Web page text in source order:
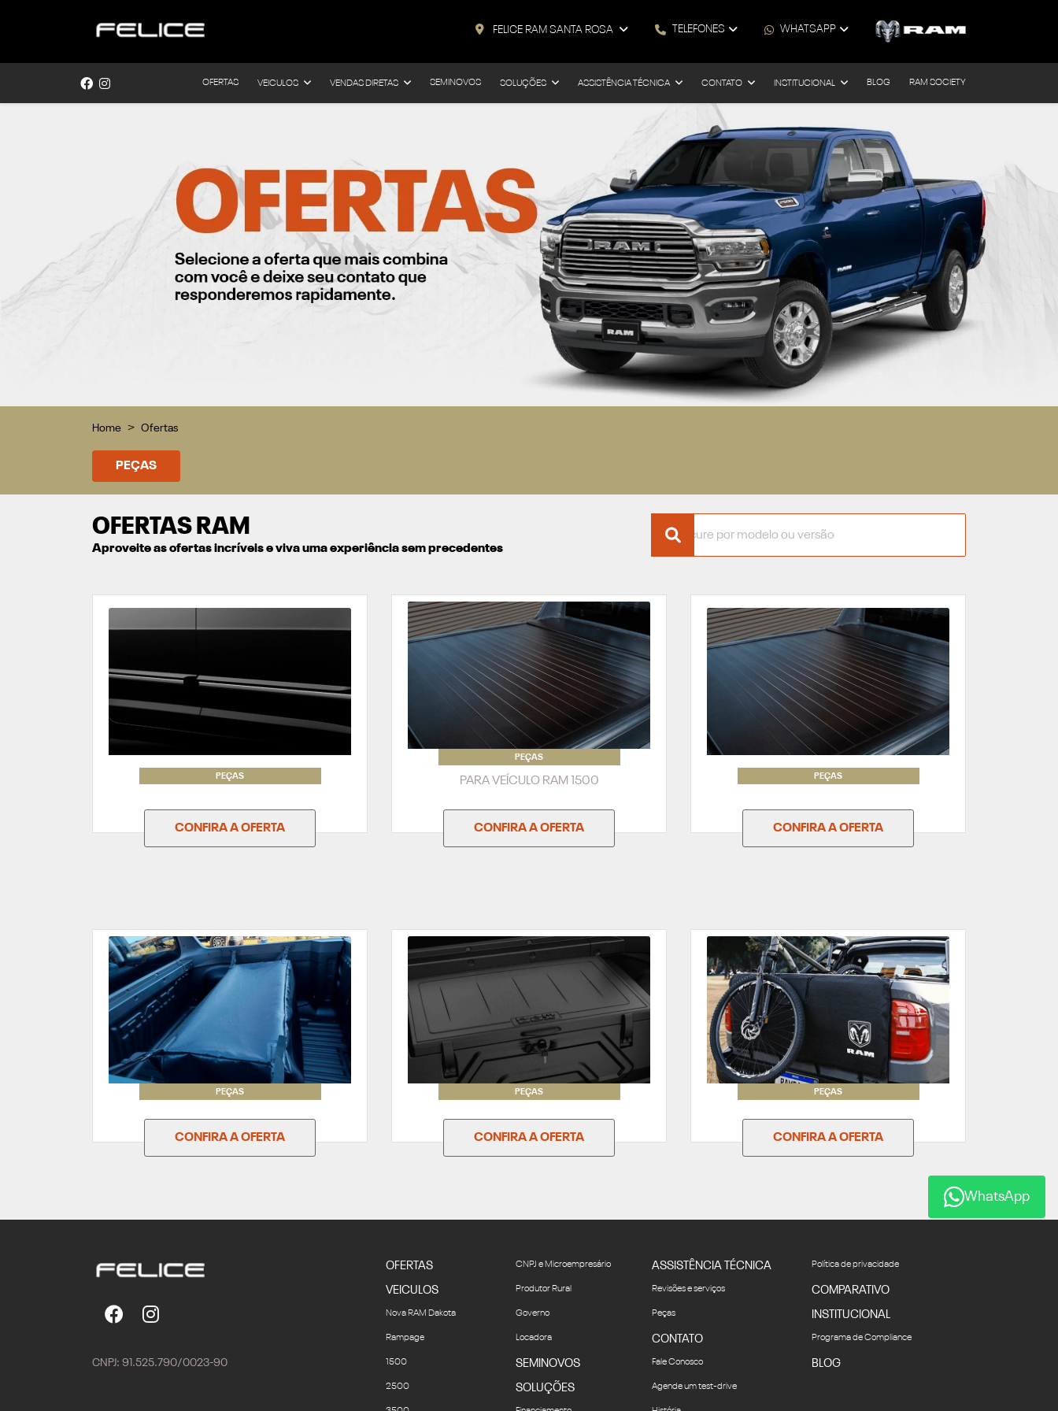
FELICE RAM SANTA ROSA TELEFONES WHATSAPP
OFERTAS VEICULOS VENDAS DIRETAS SEMINOVOS SOLUÇÕES ASSISTÊNCIA TÉCNICA CONTATO INSTITUCIONAL BLOG RAM SOCIETY
Home Ofertas
PEÇAS
OFERTAS RAM
Aproveite as ofertas incríveis e viva uma experiência sem precedentes
PEÇAS
CONFIRA A OFERTA
PEÇAS
PARA VEÍCULO RAM 1500
CONFIRA A OFERTA
PEÇAS
CONFIRA A OFERTA
PEÇAS
CONFIRA A OFERTA
PEÇAS
CONFIRA A OFERTA
PEÇAS
CONFIRA A OFERTA
CNPJ: 91.525.790/0023-90
OFERTAS
VEICULOS
Nova RAM Dakota
Rampage
1500
2500
CNPJ e Microempresário
Produtor Rural
Governo
Locadora
SEMINOVOS
SOLUÇÕES
ASSISTÊNCIA TÉCNICA
Revisões e serviços
Peças
CONTATO
Fale Conosco
Agende um test-drive
Política de privacidade
COMPARATIVO
INSTITUCIONAL
Programa de Compliance
BLOG
WhatsApp